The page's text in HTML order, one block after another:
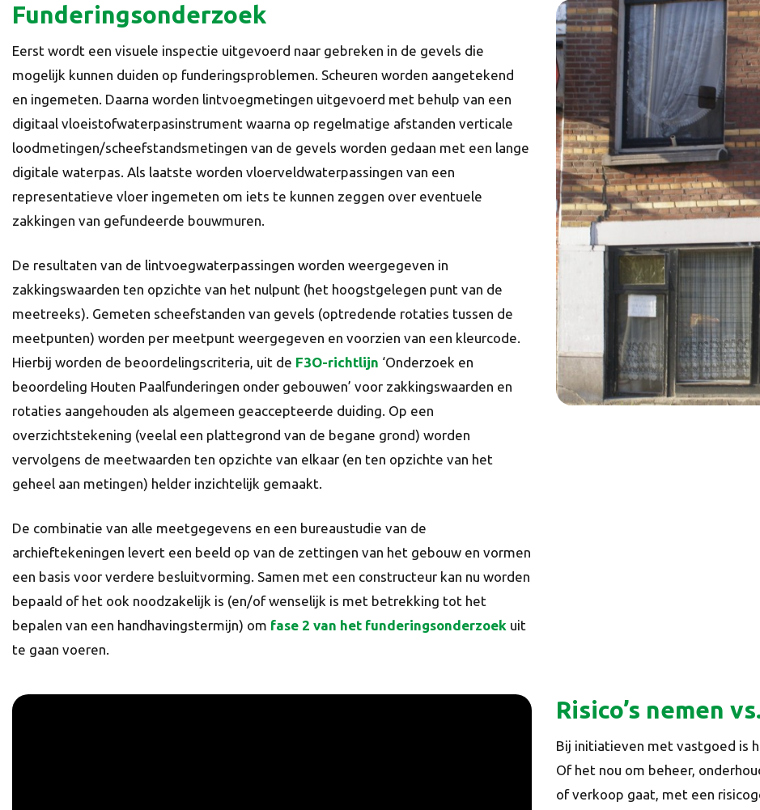
Funderingsonderzoek
Eerst wordt een visuele inspectie uitgevoerd naar gebreken in de gevels die
mogelijk kunnen duiden op funderingsproblemen. Scheuren worden aangetekend
en ingemeten. Daarna worden lintvoegmetingen uitgevoerd met behulp van een
digitaal vloeistofwaterpasinstrument waarna op regelmatige afstanden verticale
loodmetingen/scheefstandsmetingen van de gevels worden gedaan met een lange
digitale waterpas. Als laatste worden vloerveldwaterpassingen van een
representatieve vloer ingemeten om iets te kunnen zeggen over eventuele
zakkingen van gefundeerde bouwmuren.
De resultaten van de lintvoegwaterpassingen worden weer­gegeven in
zakkingswaarden ten opzichte van het nulpunt (het hoogstgelegen punt van de
meetreeks). Gemeten scheefstanden van gevels (optredende rotaties tussen de
meetpunten) worden per meetpunt weergegeven en voorzien van een kleurcode.
Hierbij worden de beoordelings­criteria, uit de F3O-richtlijn ‘Onderzoek en
beoordeling Houten Paalfunderingen onder gebouwen’ voor zakkingswaarden en
rotaties aangehouden als algemeen geaccepteerde duiding. Op een
overzichtstekening (veelal een plattegrond van de begane grond) worden
vervolgens de meetwaarden ten opzichte van elkaar (en ten opzichte van het
geheel aan metingen) helder inzichtelijk gemaakt.
De combinatie van alle meetgegevens en een bureaustudie van de
archieftekeningen levert een beeld op van de zettingen van het gebouw en vormen
een basis voor verdere besluitvorming. Samen met een constructeur kan nu worden
bepaald of het ook noodzakelijk is (en/of wenselijk is met betrekking tot het
bepalen van een handhavingstermijn) om fase 2 van het funderingsonderzoek uit
te gaan voeren.
Risico’s nemen
Bij initiatieven met vastgoed is
Of het nou om beheer,
of verkoop gaat, met een